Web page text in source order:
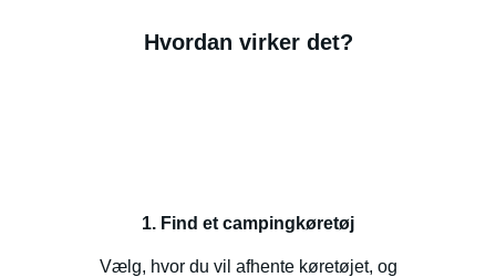
Hvordan virker det?
1. Find et campingkøretøj
Vælg, hvor du vil afhente køretøjet, og